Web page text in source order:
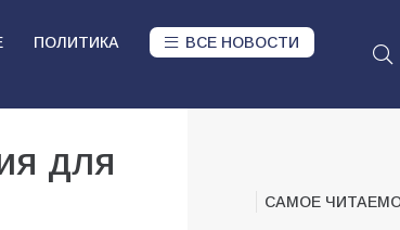
ПОЛИТИКА ВСЕ НОВОСТИ
для
САМОЕ